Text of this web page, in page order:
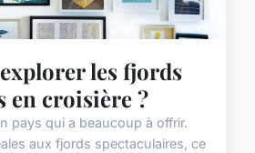
les fjords
en croisière ?
pays qui a beaucoup à offrir.
aux fjords spectaculaires, ce